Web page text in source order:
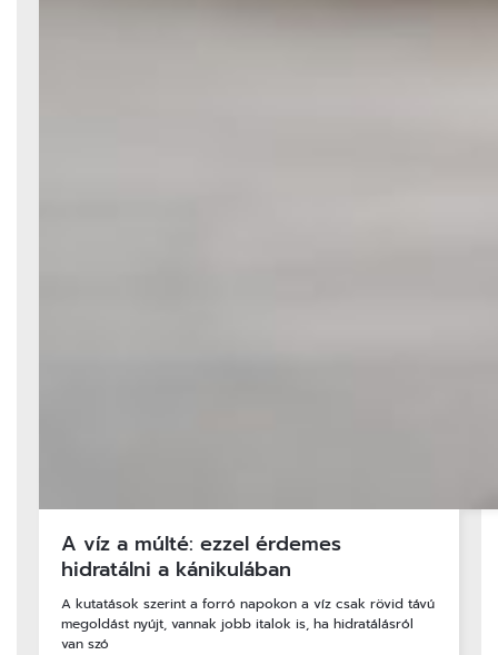
A víz a múlté: ezzel érdemes
hidratálni a kánikulában
A kutatások szerint a forró napokon a víz csak rövid távú
megoldást nyújt, vannak jobb italok is, ha hidratálásról
van szó